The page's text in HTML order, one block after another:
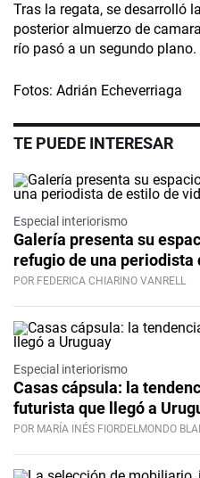
Tras la regata, se desarrolló
posterior almuerzo de
río pasó a un segundo plano.
Fotos: Adrián Echeverriaga
TE PUEDE INTERESAR
Especial interiorismo
Galería presenta su
refugio de una periodista
POR FEDERICA CHIARINO VANRELL
Especial interiorismo
Casas cápsula: la
futurista que llegó a
POR MARÍA INÉS FIORDELMONDO